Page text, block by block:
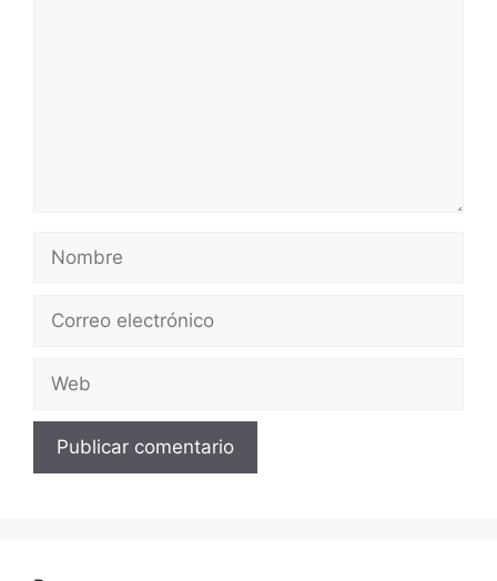
Nombre
Correo
Web